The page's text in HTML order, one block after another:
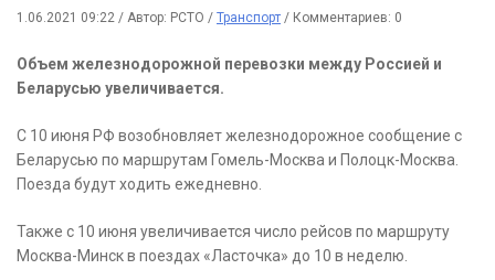
1.06.2021 09:22 / Автор: РСТО / Транспорт / Комментариев: 0
Объем железнодорожной перевозки между Россией и
Беларусью увеличивается.
С 10 июня РФ возобновляет железнодорожное сообщение с
Беларусью по маршрутам Гомель-Москва и Полоцк-Москва.
Поезда будут ходить ежедневно.
Также с 10 июня увеличивается число рейсов по маршруту
Москва-Минск в поездах «Ласточка» до 10 в неделю.